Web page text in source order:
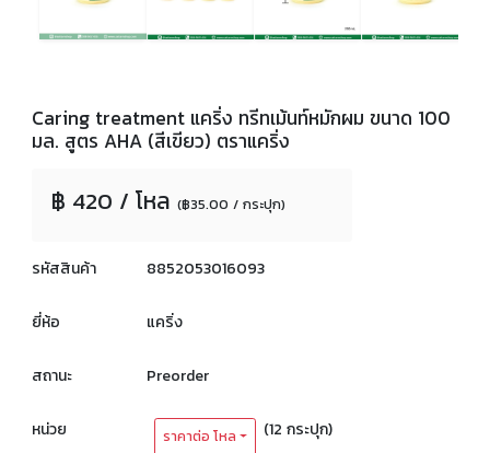
Caring treatment แคริ่ง ทรีทเม้นท์หมักผม ขนาด 100
มล. สูตร AHA (สีเขียว) ตราแคริ่ง
฿ 420 / โหล (฿35.00 / กระปุก)
รหัสสินค้า 8852053016093
ยี่ห้อ แคริ่ง
สถานะ Preorder
หน่วย ราคาต่อ โหล (12 กระปุก)